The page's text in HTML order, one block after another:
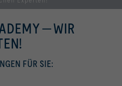
— WIR
FÜR SIE: